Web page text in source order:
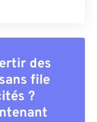
des
file
?